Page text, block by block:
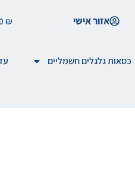
אזור אישי ₪
כסאות גלגלים חשמליים